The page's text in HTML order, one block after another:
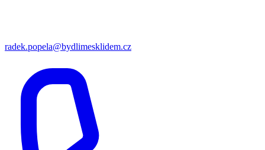
radek.popela@bydlimesklidem.cz